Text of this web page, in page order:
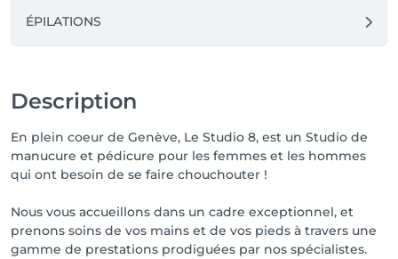
ÉPILATIONS
Description
En plein coeur de Genève, Le Studio 8, est un Studio de
manucure et pédicure pour les femmes et les hommes
qui ont besoin de se faire chouchouter !
Nous vous accueillons dans un cadre exceptionnel, et
prenons soins de vos mains et de vos pieds à travers une
gamme de prestations prodiguées par nos spécialistes.